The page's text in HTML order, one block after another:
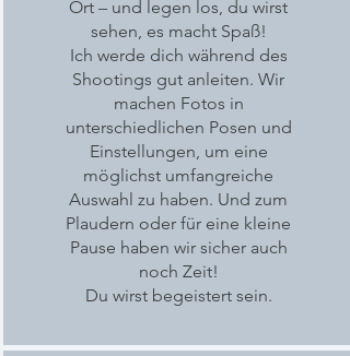
Ort – und legen los, du wirst
sehen, es macht Spaß!
Ich werde dich während des
Shootings gut anleiten. Wir
machen Fotos in
unterschiedlichen Posen und
Einstellungen, um eine
möglichst umfangreiche
Auswahl zu haben. Und zum
Plaudern oder für eine kleine
Pause haben wir sicher auch
noch Zeit!
Du wirst begeistert sein.